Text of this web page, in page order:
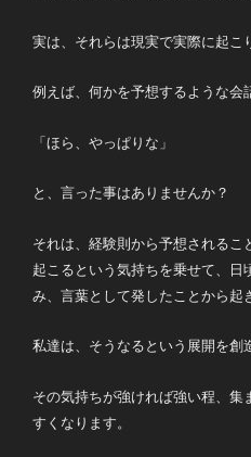
実は、それらは現実で実際に起こ
例えば、何かを予想するような会
「ほら、やっぱりな」
と、言った事はありませんか？
それは、経験則から予想される
起こるという気持ちを乗せて、日
み、言葉として発したことから起
私達は、そうなるという展開を創
その気持ちが強ければ強い程、
すくなります。